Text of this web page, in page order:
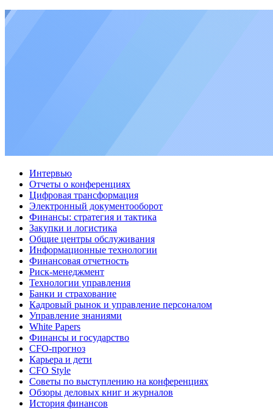
Интервью
Отчеты о конференциях
Цифровая трансформация
Электронный документооборот
Финансы: стратегия и тактика
Закупки и логистика
Общие центры обслуживания
Информационные технологии
Финансовая отчетность
Риск-менеджмент
Технологии управления
Банки и страхование
Кадровый рынок и управление персоналом
Управление знаниями
White Papers
Финансы и государство
CFO-прогноз
Карьера и дети
CFO Style
Советы по выступлению на конференциях
Обзоры деловых книг и журналов
История финансов